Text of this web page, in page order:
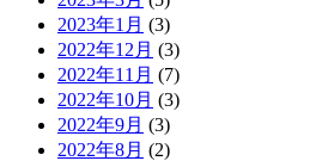
2023年1月 (3)
2022年12月 (3)
2022年11月 (7)
2022年10月 (3)
2022年9月 (3)
2022年8月 (2)